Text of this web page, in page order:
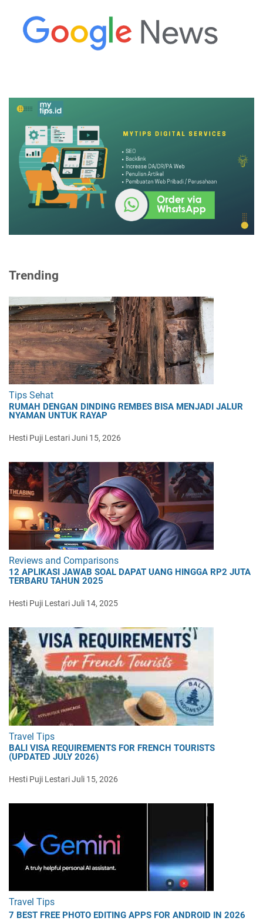
Trending
Tips Sehat
RUMAH DENGAN DINDING REMBES BISA MENJADI JALUR
NYAMAN UNTUK RAYAP
Hesti Puji LestariJuni 15, 2026
Reviews and Comparisons
12 APLIKASI JAWAB SOAL DAPAT UANG HINGGA RP2 JUTA
TERBARU TAHUN 2025
Hesti Puji LestariJuli 14, 2025
Travel Tips
BALI VISA REQUIREMENTS FOR FRENCH TOURISTS
(UPDATED JULY 2026)
Hesti Puji LestariJuli 15, 2026
Travel Tips
7 BEST FREE PHOTO EDITING APPS FOR ANDROID IN 2026